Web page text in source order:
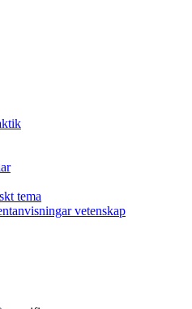
tema
vetenskap